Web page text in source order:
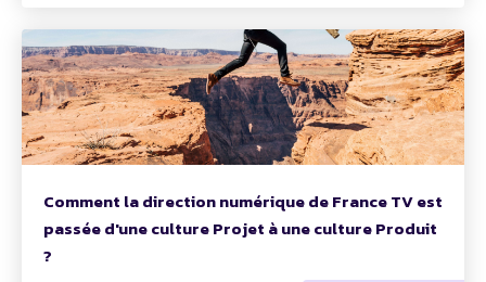
Comment la direction numérique de France TV est
passée d'une culture Projet à une culture Produit
?